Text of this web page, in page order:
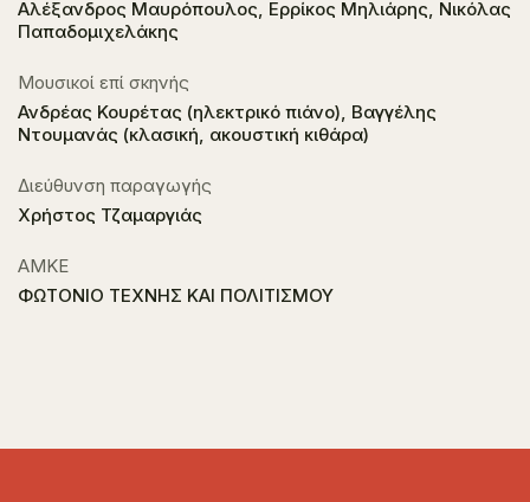
Αλέξανδρος Μαυρόπουλος, Ερρίκος Μηλιάρης, Νικόλας
Παπαδομιχελάκης
Μουσικοί επί σκηνής
Ανδρέας Κουρέτας (ηλεκτρικό πιάνο), Βαγγέλης
Ντουμανάς (κλασική, ακουστική κιθάρα)
Διεύθυνση παραγωγής
Χρήστος Τζαμαργιάς
ΑΜΚΕ
ΦΩΤΟΝΙΟ ΤΕΧΝΗΣ ΚΑΙ ΠΟΛΙΤΙΣΜΟΥ